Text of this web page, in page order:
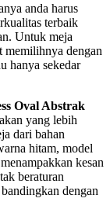
anda harus
terbaik
Untuk meja
memilihnya dengan
hanya sekedar
Oval Abstrak
yang lebih
dari bahan
hitam, model
kesan
beraturan
dengan